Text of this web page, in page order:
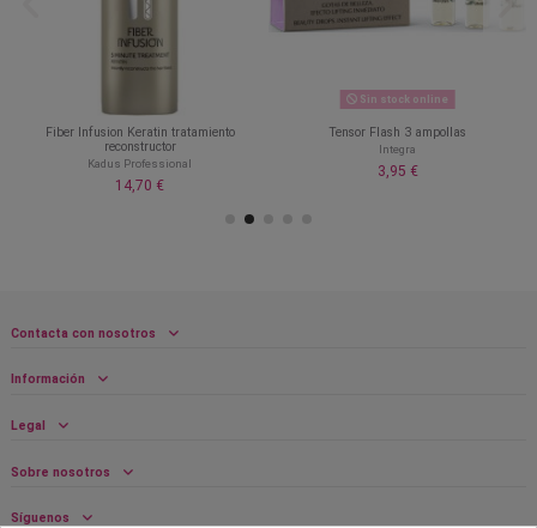
Fiber Infusion Keratin tratamiento
reconstructor
Kadus Professional
14,70 €
Sin stock online
Tensor Flash 3 ampollas
Integra
3,95 €
Contacta con nosotros
Información
Legal
Sobre nosotros
Síguenos